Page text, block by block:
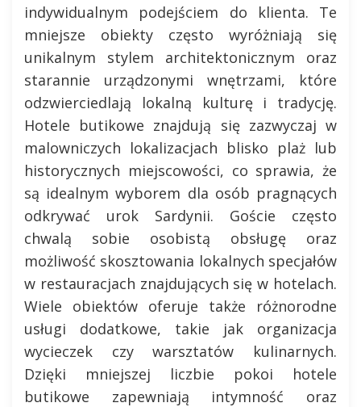
indywidualnym podejściem do klienta. Te
mniejsze obiekty często wyróżniają się
unikalnym stylem architektonicznym oraz
starannie urządzonymi wnętrzami, które
odzwierciedlają lokalną kulturę i tradycję.
Hotele butikowe znajdują się zazwyczaj w
malowniczych lokalizacjach blisko plaż lub
historycznych miejscowości, co sprawia, że
są idealnym wyborem dla osób pragnących
odkrywać urok Sardynii. Goście często
chwalą sobie osobistą obsługę oraz
możliwość skosztowania lokalnych specjałów
w restauracjach znajdujących się w hotelach.
Wiele obiektów oferuje także różnorodne
usługi dodatkowe, takie jak organizacja
wycieczek czy warsztatów kulinarnych.
Dzięki mniejszej liczbie pokoi hotele
butikowe zapewniają intymność oraz